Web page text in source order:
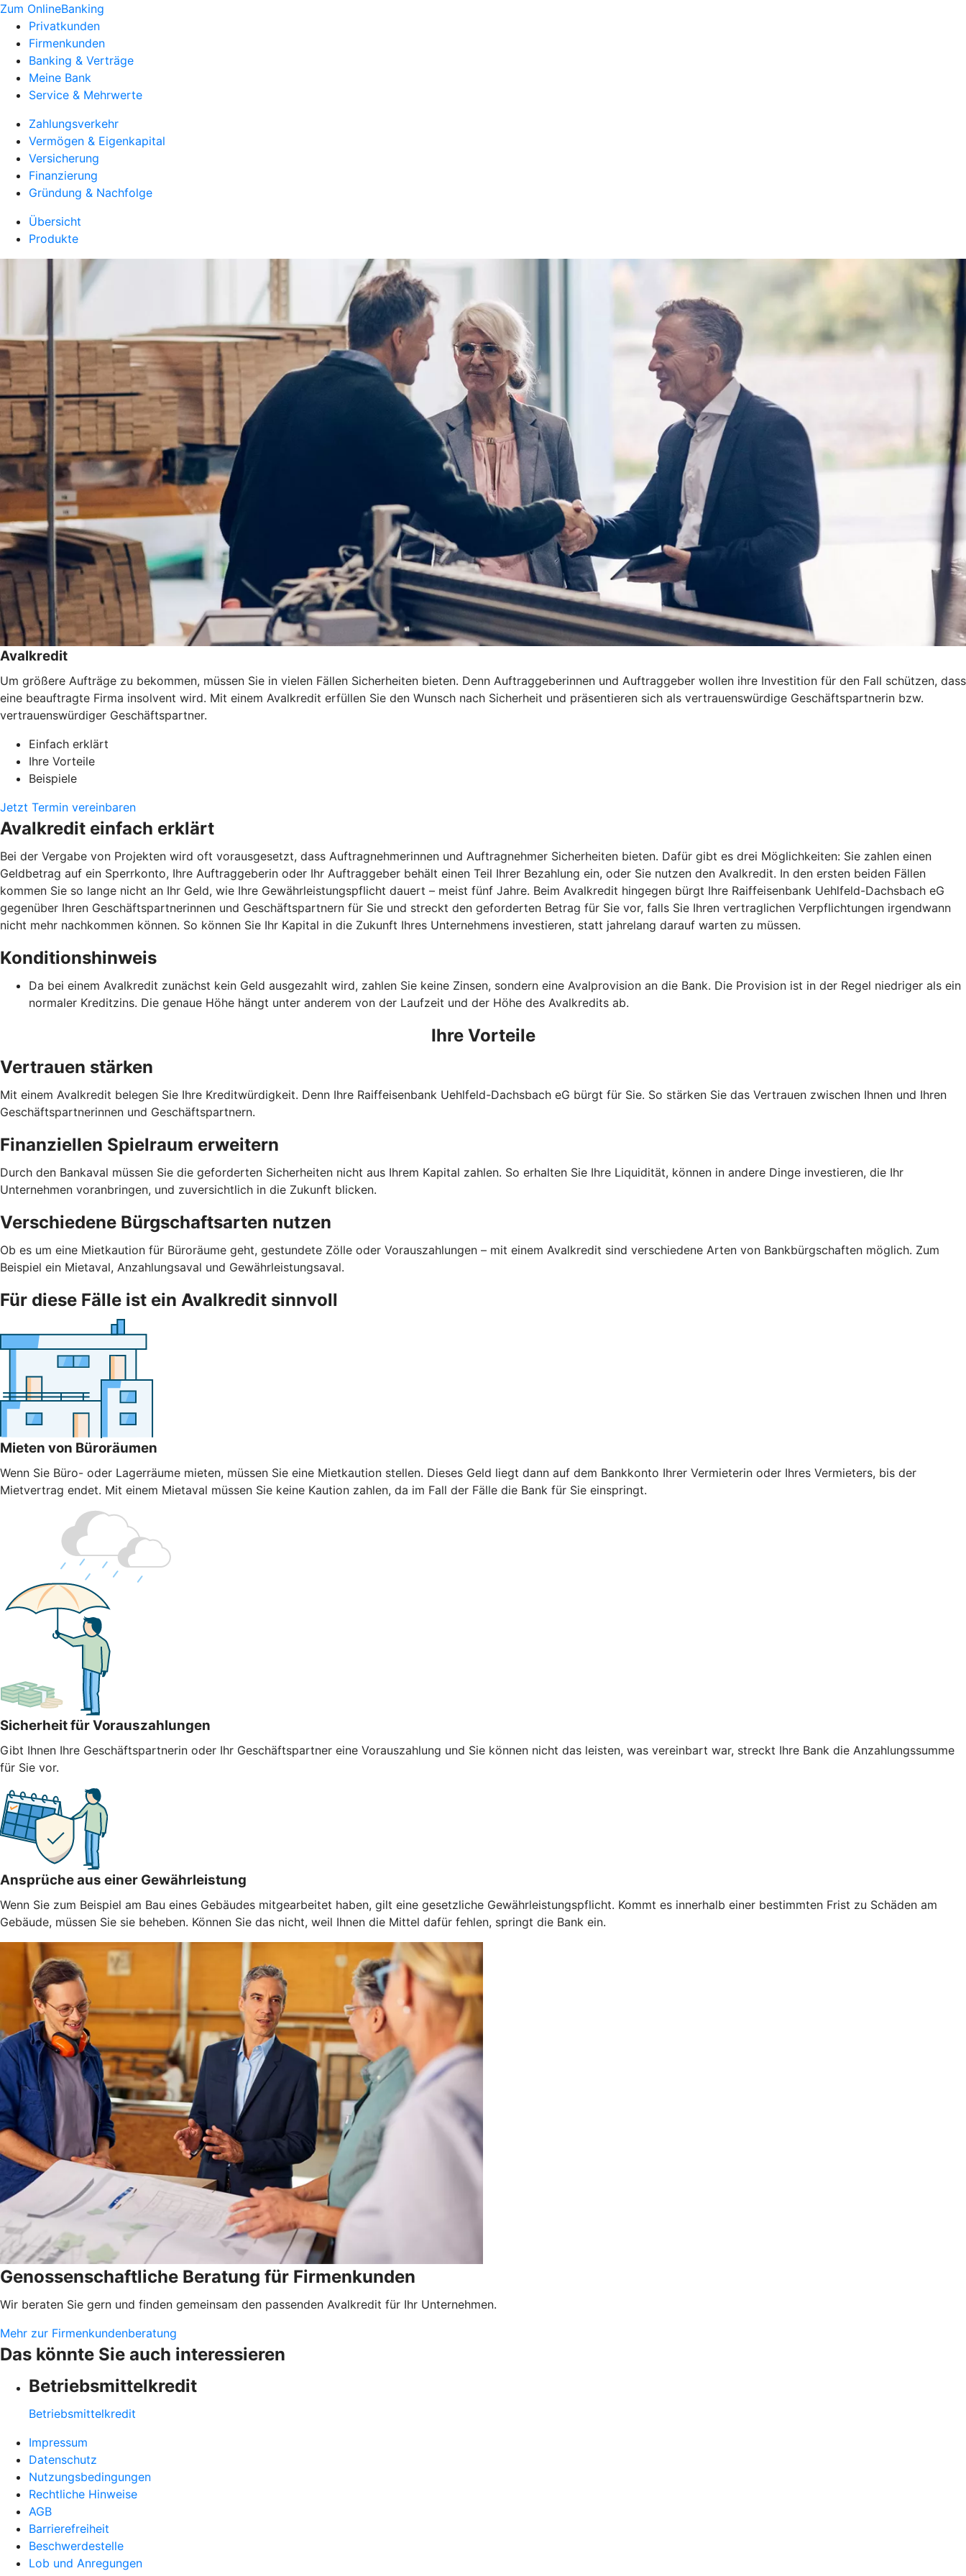
Zum OnlineBanking
Privatkunden
Firmenkunden
Banking & Verträge
Meine Bank
Service & Mehrwerte
Zahlungsverkehr
Vermögen & Eigenkapital
Versicherung
Finanzierung
Gründung & Nachfolge
Übersicht
Produkte
Avalkredit
Um größere Aufträge zu bekommen, müssen Sie in vielen Fällen Sicherheiten bieten. Denn Auftraggeberinnen und Auftraggeber wollen ihre Investition für den Fall schützen, dass
eine beauftragte Firma insolvent wird. Mit einem Avalkredit erfüllen Sie den Wunsch nach Sicherheit und präsentieren sich als vertrauenswürdige Geschäftspartnerin bzw.
vertrauenswürdiger Geschäftspartner.
Einfach erklärt
Ihre Vorteile
Beispiele
Jetzt Termin vereinbaren
Avalkredit einfach erklärt
Bei der Vergabe von Projekten wird oft vorausgesetzt, dass Auftragnehmerinnen und Auftragnehmer Sicherheiten bieten. Dafür gibt es drei Möglichkeiten: Sie zahlen einen
Geldbetrag auf ein Sperrkonto, Ihre Auftraggeberin oder Ihr Auftraggeber behält einen Teil Ihrer Bezahlung ein, oder Sie nutzen den Avalkredit. In den ersten beiden Fällen
kommen Sie so lange nicht an Ihr Geld, wie Ihre Gewährleistungspflicht dauert – meist fünf Jahre. Beim Avalkredit hingegen bürgt Ihre Raiffeisenbank Uehlfeld-Dachsbach eG
gegenüber Ihren Geschäftspartnerinnen und Geschäftspartnern für Sie und streckt den geforderten Betrag für Sie vor, falls Sie Ihren vertraglichen Verpflichtungen irgendwann
nicht mehr nachkommen können. So können Sie Ihr Kapital in die Zukunft Ihres Unternehmens investieren, statt jahrelang darauf warten zu müssen.
Konditionshinweis
Da bei einem Avalkredit zunächst kein Geld ausgezahlt wird, zahlen Sie keine Zinsen, sondern eine Avalprovision an die Bank. Die Provision ist in der Regel niedriger als ein
normaler Kreditzins. Die genaue Höhe hängt unter anderem von der Laufzeit und der Höhe des Avalkredits ab.
Ihre Vorteile
Vertrauen stärken
Mit einem Avalkredit belegen Sie Ihre Kreditwürdigkeit. Denn Ihre Raiffeisenbank Uehlfeld-Dachsbach eG bürgt für Sie. So stärken Sie das Vertrauen zwischen Ihnen und Ihren
Geschäftspartnerinnen und Geschäftspartnern.
Finanziellen Spielraum erweitern
Durch den Bankaval müssen Sie die geforderten Sicherheiten nicht aus Ihrem Kapital zahlen. So erhalten Sie Ihre Liquidität, können in andere Dinge investieren, die Ihr
Unternehmen voranbringen, und zuversichtlich in die Zukunft blicken.
Verschiedene Bürgschaftsarten nutzen
Ob es um eine Mietkaution für Büroräume geht, gestundete Zölle oder Vorauszahlungen – mit einem Avalkredit sind verschiedene Arten von Bankbürgschaften möglich. Zum
Beispiel ein Mietaval, Anzahlungsaval und Gewährleistungsaval.
Für diese Fälle ist ein Avalkredit sinnvoll
Mieten von Büroräumen
Wenn Sie Büro- oder Lagerräume mieten, müssen Sie eine Mietkaution stellen. Dieses Geld liegt dann auf dem Bankkonto Ihrer Vermieterin oder Ihres Vermieters, bis der
Mietvertrag endet. Mit einem Mietaval müssen Sie keine Kaution zahlen, da im Fall der Fälle die Bank für Sie einspringt.
Sicherheit für Vorauszahlungen
Gibt Ihnen Ihre Geschäftspartnerin oder Ihr Geschäftspartner eine Vorauszahlung und Sie können nicht das leisten, was vereinbart war, streckt Ihre Bank die Anzahlungssumme
für Sie vor.
Ansprüche aus einer Gewährleistung
Wenn Sie zum Beispiel am Bau eines Gebäudes mitgearbeitet haben, gilt eine gesetzliche Gewährleistungspflicht. Kommt es innerhalb einer bestimmten Frist zu Schäden am
Gebäude, müssen Sie sie beheben. Können Sie das nicht, weil Ihnen die Mittel dafür fehlen, springt die Bank ein.
Genossenschaftliche Beratung für Firmenkunden
Wir beraten Sie gern und finden gemeinsam den passenden Avalkredit für Ihr Unternehmen.
Mehr zur Firmenkundenberatung
Das könnte Sie auch interessieren
Betriebsmittelkredit
Betriebsmittelkredit
Impressum
Datenschutz
Nutzungsbedingungen
Rechtliche Hinweise
AGB
Barrierefreiheit
Beschwerdestelle
Lob und Anregungen